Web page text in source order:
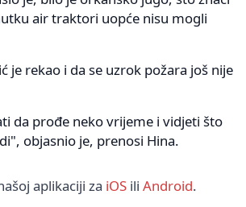
air traktori uopće nisu mogli
je rekao i da se uzrok požara još nije
da prođe neko vrijeme i vidjeti što
objasnio je, prenosi Hina.
aplikaciji za iOS ili Android.